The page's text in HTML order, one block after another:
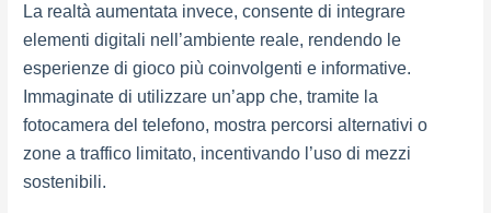
La realtà aumentata invece, consente di integrare
elementi digitali nell’ambiente reale, rendendo le
esperienze di gioco più coinvolgenti e informative.
Immaginate di utilizzare un’app che, tramite la
fotocamera del telefono, mostra percorsi alternativi o
zone a traffico limitato, incentivando l’uso di mezzi
sostenibili.